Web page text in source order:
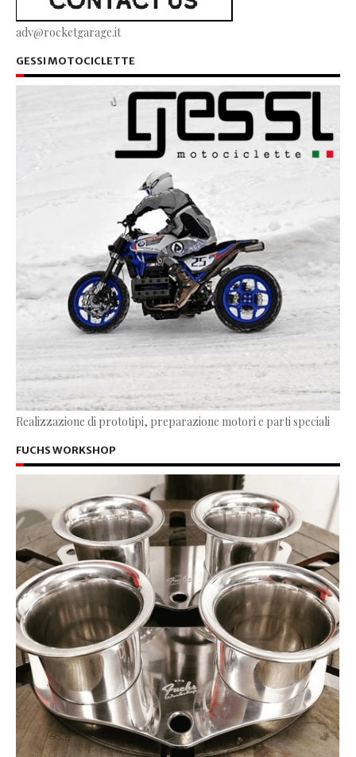
adv@rocketgarage.it
GESSI MOTOCICLETTE
Realizzazione di prototipi, preparazione motori e parti speciali
FUCHS WORKSHOP